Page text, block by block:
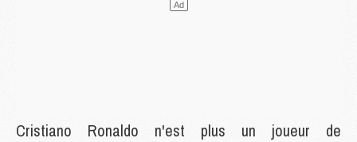
Cristiano Ronaldo n'est plus un joueur de